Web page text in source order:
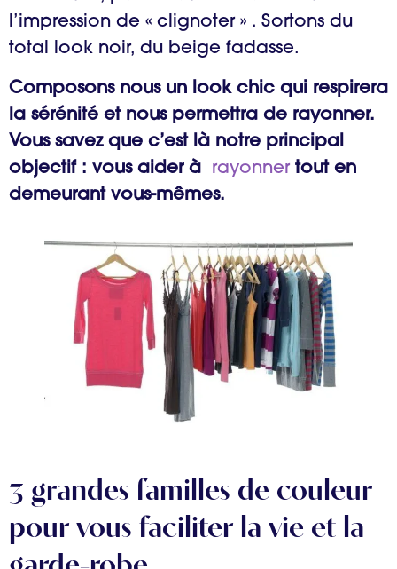
l’impression de « clignoter » . Sortons du
total look noir, du beige fadasse.
Composons nous un look chic qui respirera
la sérénité et nous permettra de rayonner.
Vous savez que c’est là notre principal
objectif : vous aider à rayonner tout en
demeurant vous-mêmes.
3 grandes familles de couleur
pour vous faciliter la vie et la